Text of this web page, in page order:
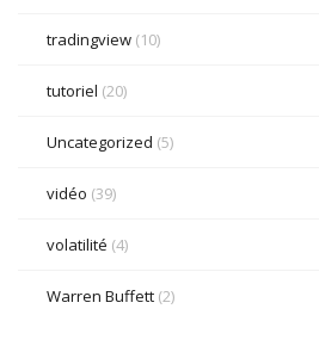
tradingview (10)
tutoriel (20)
Uncategorized (5)
vidéo (39)
volatilité (4)
Warren Buffett (2)